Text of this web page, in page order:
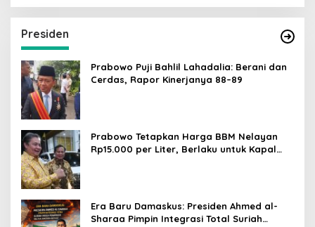
Presiden
Prabowo Puji Bahlil Lahadalia: Berani dan
Cerdas, Rapor Kinerjanya 88–89
Prabowo Tetapkan Harga BBM Nelayan
Rp15.000 per Liter, Berlaku untuk Kapal
Era Baru Damaskus: Presiden Ahmed al-
Sharaa Pimpin Integrasi Total Suriah